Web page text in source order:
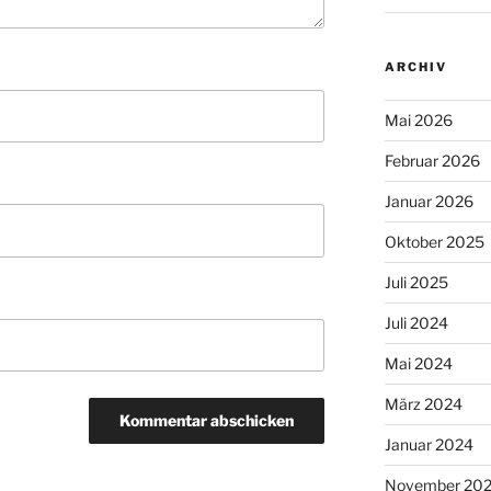
ARCHIV
Mai 2026
Februar 2026
Januar 2026
Oktober 2025
Juli 2025
Juli 2024
Mai 2024
März 2024
Januar 2024
November